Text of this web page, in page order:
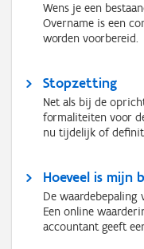
Wens je een
Overname is een
worden voorbereid.
Stopzetting
Net als bij de
formaliteiten voor
nu tijdelijk of
Hoeveel is mijn
De waardebepaling
Een online
accountant geeft